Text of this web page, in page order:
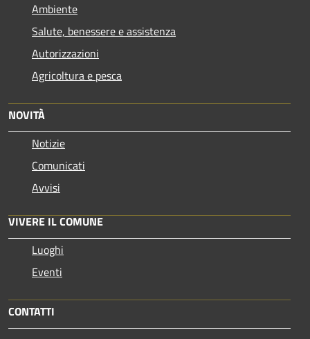
Ambiente
Salute, benessere e assistenza
Autorizzazioni
Agricoltura e pesca
NOVITÀ
Notizie
Comunicati
Avvisi
VIVERE IL COMUNE
Luoghi
Eventi
CONTATTI